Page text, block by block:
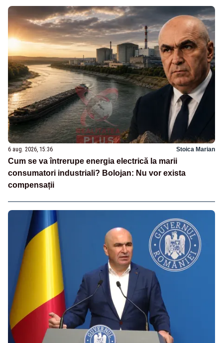
6 aug. 2026, 15:36 Stoica Marian
Cum se va întrerupe energia electrică la marii
consumatori industriali? Bolojan: Nu vor exista
compensații